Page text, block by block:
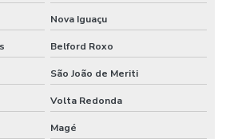
Nova Iguaçu
Belford Roxo
São João de Meriti
Volta Redonda
Magé